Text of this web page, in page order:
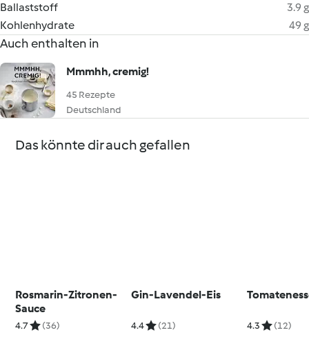
Ballaststoff
3.9 g
Kohlenhydrate
49 g
Auch enthalten in
Mmmhh, cremig!
45 Rezepte
Deutschland
Das könnte dir auch gefallen
Rosmarin-Zitronen-
Sauce
4.7 (36)
Gin-Lavendel-Eis
4.4 (21) 4.3 (12)